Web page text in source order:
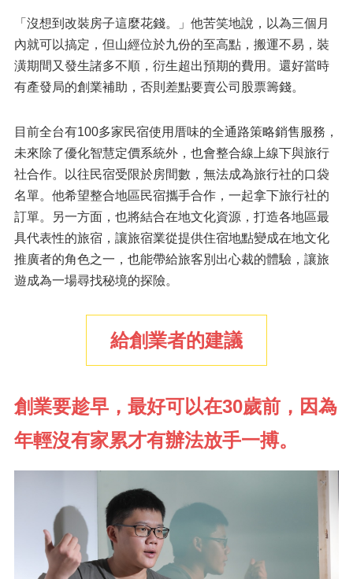
「沒想到改裝房子這麼花錢。」他苦笑地說，以為三個月
內就可以搞定，但山經位於九份的至高點，搬運不易，裝
潢期間又發生諸多不順，衍生超出預期的費用。還好當時
有產發局的創業補助，否則差點要賣公司股票籌錢。
目前全台有100多家民宿使用厝味的全通路策略銷售服務，
未來除了優化智慧定價系統外，也會整合線上線下與旅行
社合作。以往民宿受限於房間數，無法成為旅行社的口袋
名單。他希望整合地區民宿攜手合作，一起拿下旅行社的
訂單。另一方面，也將結合在地文化資源，打造各地區最
具代表性的旅宿，讓旅宿業從提供住宿地點變成在地文化
推廣者的角色之一，也能帶給旅客別出心裁的體驗，讓旅
遊成為一場尋找秘境的探險。
給創業者的建議
創業要趁早，最好可以在30歲前，因為
年輕沒有家累才有辦法放手一搏。